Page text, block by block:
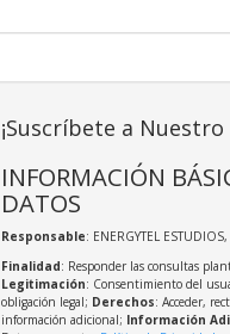
¡Suscríbete a
INFORMACIÓN
DATOS
Responsable: ENERGYTEL ESTUDIOS,
Finalidad: Responder las consultas
Legitimación: Consentimiento del
obligación legal; Derechos: Acceder,
información adicional; Información